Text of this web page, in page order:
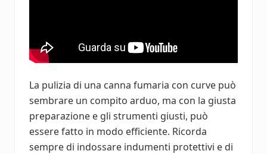
La pulizia di una canna fumaria con curve può
sembrare un compito arduo, ma con la giusta
preparazione e gli strumenti giusti, può
essere fatto in modo efficiente. Ricorda
sempre di indossare indumenti protettivi e di